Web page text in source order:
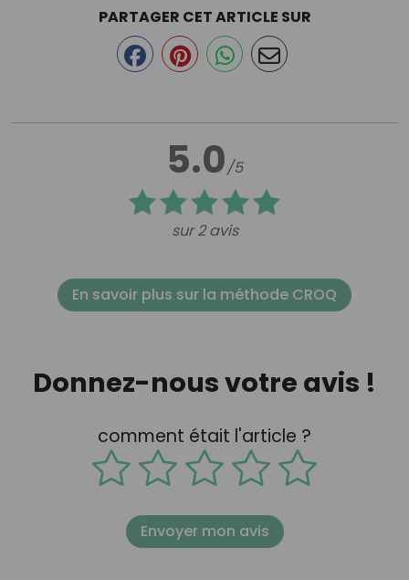
5.0/5
sur 2 avis
PARTAGER CET ARTICLE SUR
En savoir plus sur la méthode CROQ
Donnez-nous votre avis !
comment était l'article ?
Envoyer mon avis